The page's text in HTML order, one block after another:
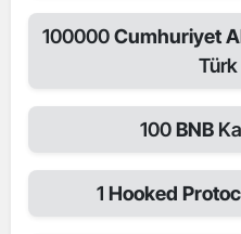
100000Cumhuriyet
Türk
100BNB
1 Hooked